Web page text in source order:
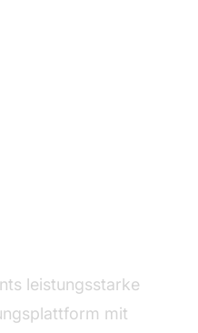
leistungsstarke
mit